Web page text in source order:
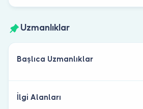
Uzmanlıklar
Başlıca Uzmanlıklar
İlgi Alanları